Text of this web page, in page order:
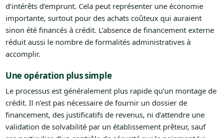
d’intérêts d’emprunt. Cela peut représenter une économie
importante, surtout pour des achats coûteux qui auraient
sinon été financés à crédit. L’absence de financement externe
réduit aussi le nombre de formalités administratives à
accomplir.
Une opération plus simple
Le processus est généralement plus rapide qu’un montage de
crédit. Il n’est pas nécessaire de fournir un dossier de
financement, des justificatifs de revenus, ni d’attendre une
validation de solvabilité par un établissement prêteur, sauf